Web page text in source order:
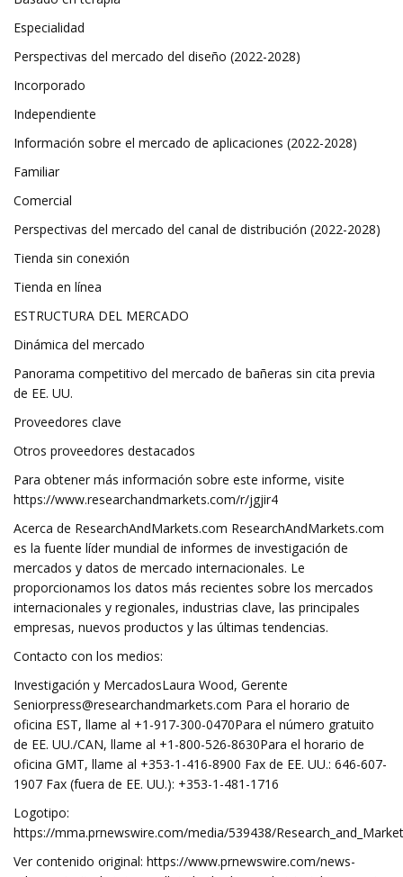
Especialidad
Perspectivas del mercado del diseño (2022-2028)
Incorporado
Independiente
Información sobre el mercado de aplicaciones (2022-2028)
Familiar
Comercial
Perspectivas del mercado del canal de distribución (2022-2028)
Tienda sin conexión
Tienda en línea
ESTRUCTURA DEL MERCADO
Dinámica del mercado
Panorama competitivo del mercado de bañeras sin cita previa
de EE. UU.
Proveedores clave
Otros proveedores destacados
Para obtener más información sobre este informe, visite
https://www.researchandmarkets.com/r/jgjir4
Acerca de ResearchAndMarkets.com ResearchAndMarkets.com
es la fuente líder mundial de informes de investigación de
mercados y datos de mercado internacionales. Le
proporcionamos los datos más recientes sobre los mercados
internacionales y regionales, industrias clave, las principales
empresas, nuevos productos y las últimas tendencias.
Contacto con los medios:
Investigación y MercadosLaura Wood, Gerente
Seniorpress@researchandmarkets.com Para el horario de
oficina EST, llame al +1-917-300-0470Para el número gratuito
de EE. UU./CAN, llame al +1-800-526-8630Para el horario de
oficina GMT, llame al +353-1-416-8900 Fax de EE. UU.: 646-607-
1907 Fax (fuera de EE. UU.): +353-1-481-1716
Logotipo:
https://mma.prnewswire.com/media/539438/
Ver contenido original: https://www.prnewswire.com/news-